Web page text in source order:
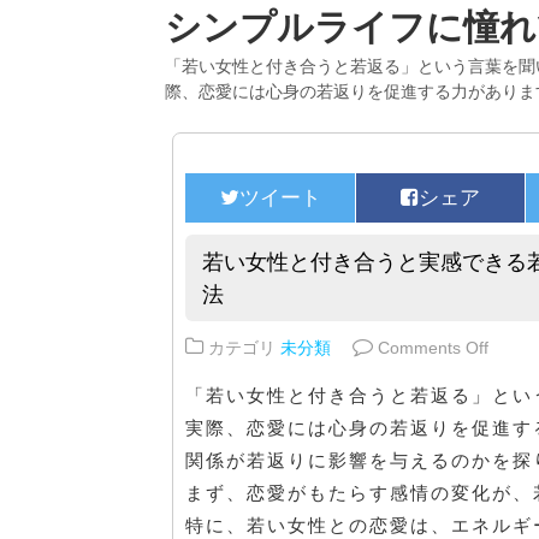
シンプルライフに憧
「若い女性と付き合うと若返る」という言葉を
際、恋愛には心身の若返りを促進する力があり
若い女性と付き合うと実感できる
法
カテゴリ 未分類 Comments Offon 若
「若い女性と付き合うと若返る」と
実際、恋愛には心身の若返りを促進
関係が若返りに影響を与えるのかを探
まず、恋愛がもたらす感情の変化が
特に、若い女性との恋愛は、エネル